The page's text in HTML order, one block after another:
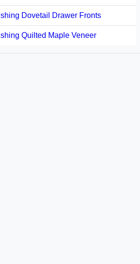
Dovetail Drawer Fronts
Quilted Maple Veneer